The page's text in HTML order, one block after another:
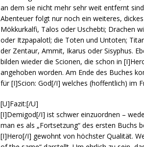
an dem sie nicht mehr sehr weit entfernt
Abenteuer folgt nur noch ein weiteres,
Mökkurkalfi, Talos oder Uschebti; Drachen
oder Itzpapalotl; die Toten und Untoten;
der Zentaur, Ammit, Ikarus oder Sisyphus.
bilden wieder die Scionen, die schon in
angehoben worden. Am Ende des Buches
für [I]Scion: God[/I] welches (hoffentlich) im
[U]Fazit:[/U]
[I]Demigod[/I] ist schwer einzuordnen –
man es als „Fortsetzung“ des ersten Buchs
[I]Hero[/I] gewohnt von höchster Qualität.